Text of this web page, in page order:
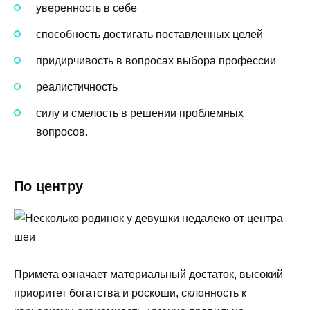
уверенность в себе
способность достигать поставленных целей
придирчивость в вопросах выбора профессии
реалистичность
силу и смелость в решении проблемных
вопросов.
По центру
Примета означает материальный достаток, высокий
приоритет богатства и роскоши, склонность к